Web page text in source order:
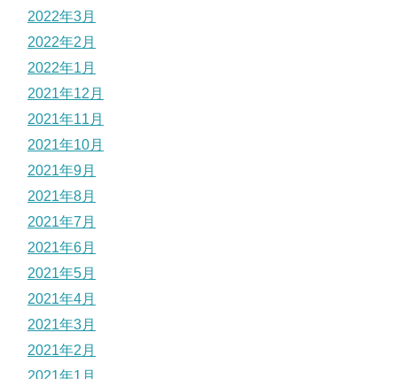
2022年3月
2022年2月
2022年1月
2021年12月
2021年11月
2021年10月
2021年9月
2021年8月
2021年7月
2021年6月
2021年5月
2021年4月
2021年3月
2021年2月